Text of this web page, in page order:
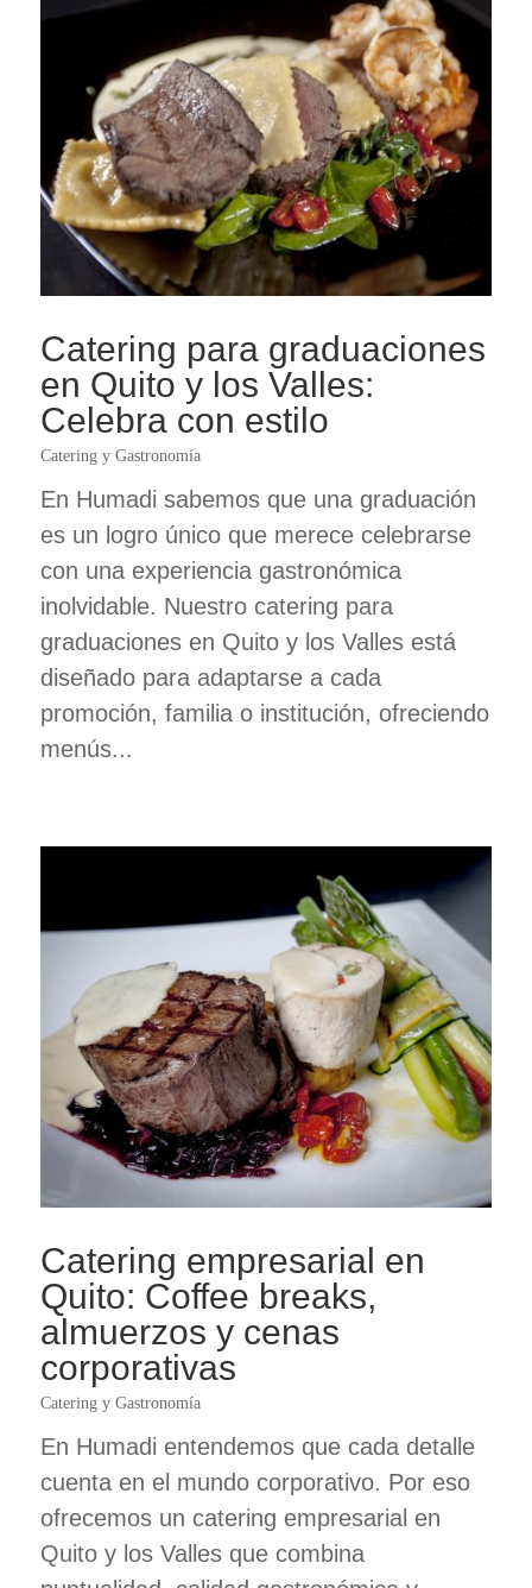
Catering para graduaciones
en Quito y los Valles:
Celebra con estilo
Catering y Gastronomía
En Humadi sabemos que una graduación
es un logro único que merece celebrarse
con una experiencia gastronómica
inolvidable. Nuestro catering para
graduaciones en Quito y los Valles está
diseñado para adaptarse a cada
promoción, familia o institución, ofreciendo
menús...
Catering empresarial en
Quito: Coffee breaks,
almuerzos y cenas
corporativas
Catering y Gastronomía
En Humadi entendemos que cada detalle
cuenta en el mundo corporativo. Por eso
ofrecemos un catering empresarial en
Quito y los Valles que combina